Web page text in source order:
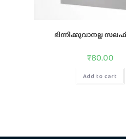
ഭിന്നിക്കുവാനല്ല
₹80.00
Add to cart